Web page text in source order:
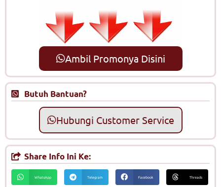
Ambil Promonya Disini
Butuh Bantuan?
Hubungi Customer Service
Share Info Ini Ke:
WhatsApp Telegram Facebook Threads